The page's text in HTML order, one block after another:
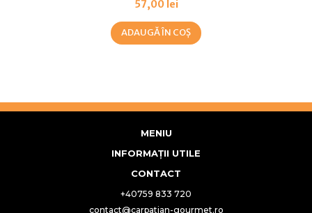
57,00 lei
ADAUGĂ ÎN COȘ
MENIU
INFORMAȚII UTILE
CONTACT
+40759 833 720
contact@carpatian-gourmet.ro